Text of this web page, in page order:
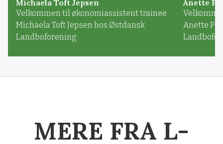
Michaela Toft Jepsen
Velkommen til økonomiassistent trainee
Michaela Toft Jepsen hos Østdansk
Landboforening
Anette
Anette
MERE FRA L-